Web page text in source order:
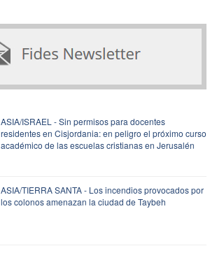
ASIA/ISRAEL - Sin permisos para docentes
residentes en Cisjordania: en peligro el próximo curso
académico de las escuelas cristianas en Jerusalén
ASIA/TIERRA SANTA - Los incendios provocados por
los colonos amenazan la ciudad de Taybeh